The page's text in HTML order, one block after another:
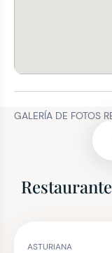
GALERÍA DE FOTOS
ASTURIANA